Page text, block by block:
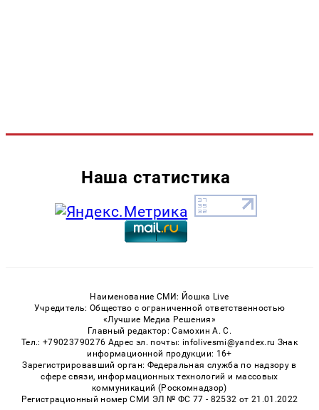
Наша статистика
Наименование СМИ: Йошка Live
Учредитель: Общество с ограниченной ответственностью
«Лучшие Медиа Решения»
Главный редактор: Самохин А. С.
Тел.: +79023790276 Адрес эл. почты: infolivesmi@yandex.ru Знак
информационной продукции: 16+
Зарегистрировавший орган: Федеральная служба по надзору в
сфере связи, информационных технологий и массовых
коммуникаций (Роскомнадзор)
Регистрационный номер СМИ ЭЛ № ФС 77 - 82532 от 21.01.2022